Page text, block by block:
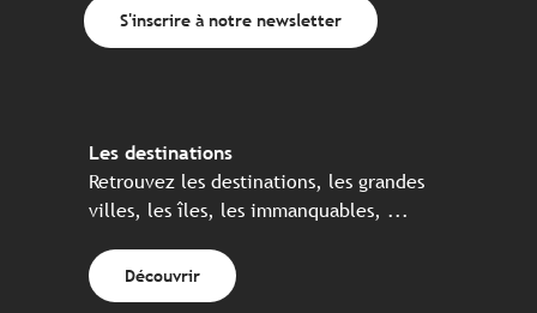
S'inscrire à notre newsletter
Les destinations
Retrouvez les destinations, les grandes
villes, les îles, les immanquables, ...
Découvrir